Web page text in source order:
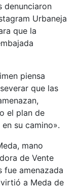
denunciaron
Urbaneja
que la
piensa
que las
el plan de
su camino».
mano
de Vente
fue amenazada
a Meda de